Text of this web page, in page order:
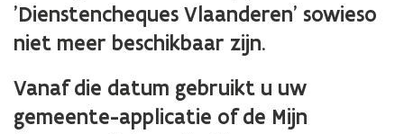
'Dienstencheques Vlaanderen' sowieso
niet meer beschikbaar zijn.
Vanaf die datum gebruikt u uw
gemeente-applicatie of de Mijn